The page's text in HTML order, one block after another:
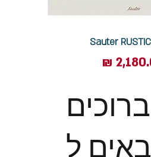
Sauter
ברוכים
ל-